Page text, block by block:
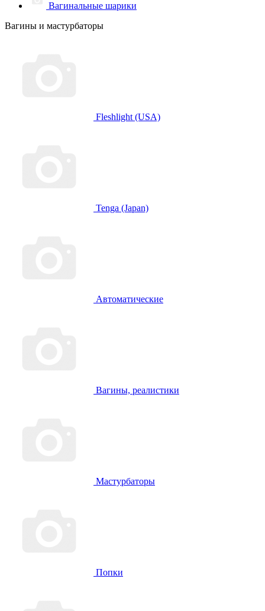
Вагинальные шарики
Вагины и мастурбаторы
Fleshlight (USA)
Tenga (Japan)
Автоматические
Вагины, реалистики
Мастурбаторы
Попки